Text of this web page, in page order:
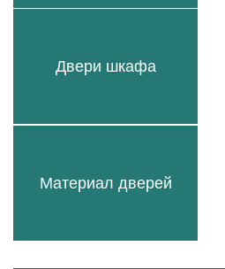
Двери шкафа
Материал дверей